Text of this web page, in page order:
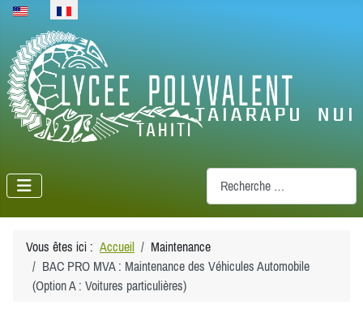
Sélectionnez votre langue
Vous êtes ici : Accueil
Maintenance
BAC PRO MVA : Maintenance des Véhicules Automobile
(Option A : Voitures particulières)